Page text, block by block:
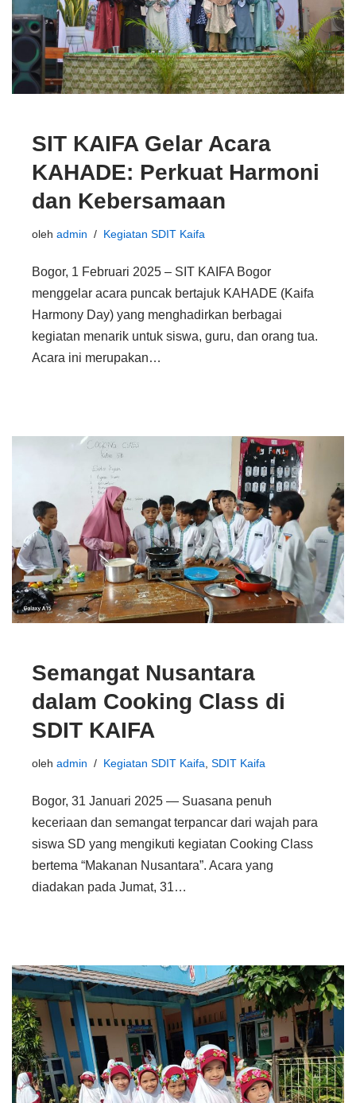
SIT KAIFA Gelar Acara
KAHADE: Perkuat Harmoni
dan Kebersamaan
oleh admin Kegiatan SDIT Kaifa
Bogor, 1 Februari 2025 – SIT KAIFA Bogor
menggelar acara puncak bertajuk KAHADE (Kaifa
Harmony Day) yang menghadirkan berbagai
kegiatan menarik untuk siswa, guru, dan orang tua.
Acara ini merupakan…
Semangat Nusantara
dalam Cooking Class di
SDIT KAIFA
oleh admin Kegiatan SDIT Kaifa SDIT Kaifa
Bogor, 31 Januari 2025 — Suasana penuh
keceriaan dan semangat terpancar dari wajah para
siswa SD yang mengikuti kegiatan Cooking Class
bertema “Makanan Nusantara”. Acara yang
diadakan pada Jumat, 31…